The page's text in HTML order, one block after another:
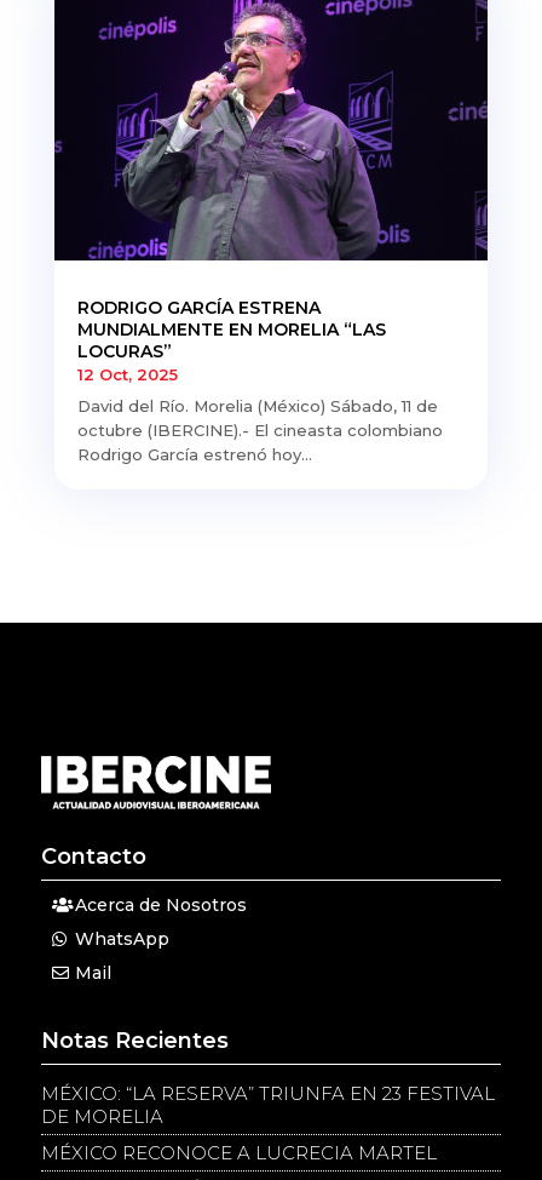
RODRIGO GARCÍA ESTRENA
MUNDIALMENTE EN MORELIA “LAS
LOCURAS”
12 Oct, 2025
David del Río. Morelia (México) Sábado, 11 de
octubre (IBERCINE).- El cineasta colombiano
Rodrigo García estrenó hoy...
Contacto
Acerca de Nosotros
WhatsApp
Mail
Notas Recientes
MÉXICO: “LA RESERVA” TRIUNFA EN 23 FESTIVAL
DE MORELIA
MÉXICO RECONOCE A LUCRECIA MARTEL